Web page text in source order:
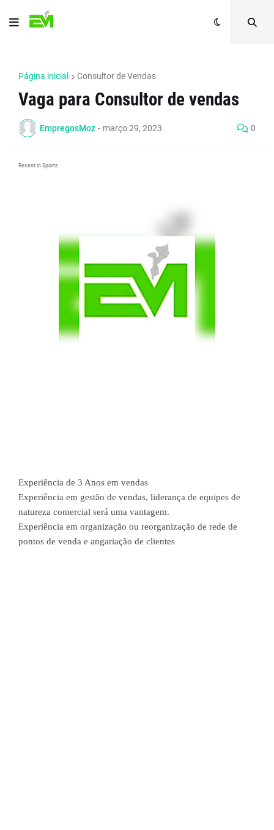
Página inicial Consultor de Vendas
Vaga para Consultor de vendas
EmpregosMoz - março 29, 2023 0
Recent in Sports
Experiência de 3 Anos em vendas
Experiência em gestão de vendas, liderança de equipes de
natureza comercial será uma vantagem.
Experiência em organização ou reorganização de rede de
pontos de venda e angariação de clientes